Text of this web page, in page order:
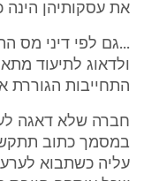
את עסקותיהן הינה
...גם לפי דיני מס
ולדאוג לתיעוד
התחייבות הגוררת
חברה שלא דאגה
במסמך כתוב
עליה כשתבוא